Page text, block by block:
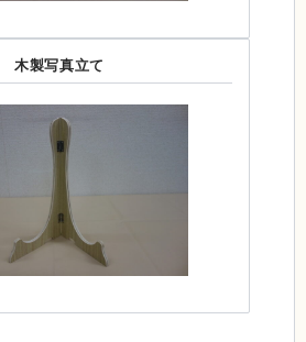
木製写真立て